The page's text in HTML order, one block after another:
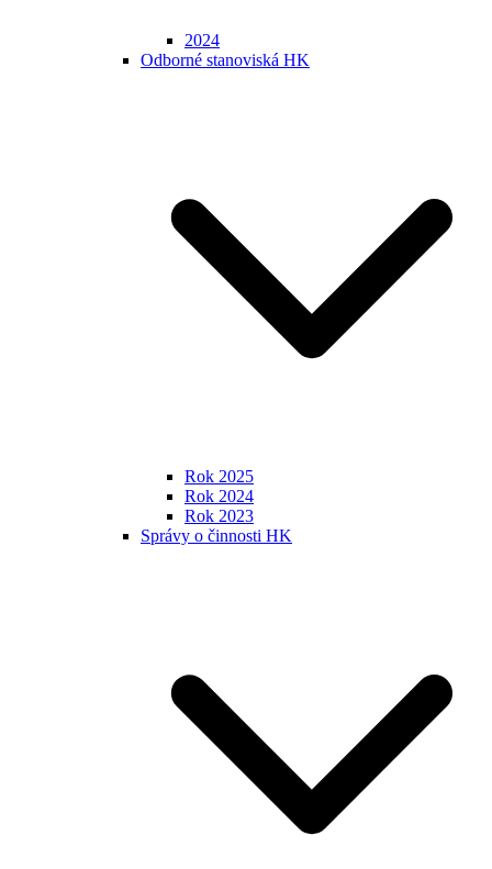
2024
Odborné stanoviská HK
Rok 2025
Rok 2024
Rok 2023
Správy o činnosti HK